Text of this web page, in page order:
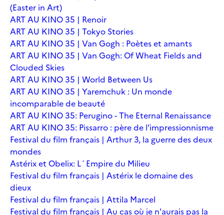
(Easter in Art)
ART AU KINO 35 | Renoir
ART AU KINO 35 | Tokyo Stories
ART AU KINO 35 | Van Gogh : Poètes et amants
ART AU KINO 35 | Van Gogh: Of Wheat Fields and
Clouded Skies
ART AU KINO 35 | World Between Us
ART AU KINO 35 | Yaremchuk : Un monde
incomparable de beauté
ART AU KINO 35: Perugino - The Eternal Renaissance
ART AU KINO 35: Pissarro : père de l’impressionnisme
Festival du film français | Arthur 3, la guerre des deux
mondes
Astérix et Obelix: L´Empire du Milieu
Festival du film français | Astérix le domaine des
dieux
Festival du film français | Attila Marcel
Festival du film français | Au cas où je n'aurais pas la